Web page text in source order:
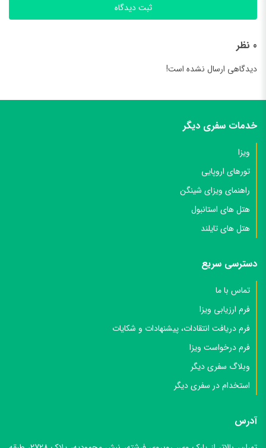
ثبت دیدگاه
دیدگاهی ارسال نشده است!
خدمات سفری دیگر
ویزا
تورهای اروپایی
راهنمای ویزای شینگن
هتل های استانبول
هتل های تایلند
دسترسی سریع
تماس با ما
فرم ارزیابی ویزا
فرم دریافت انتقادات، پیشنهادات و شکایات
فرم درخواست ویزا
وبلاگ سفری دیگر
استخدام در سفری دیگر
آدرس